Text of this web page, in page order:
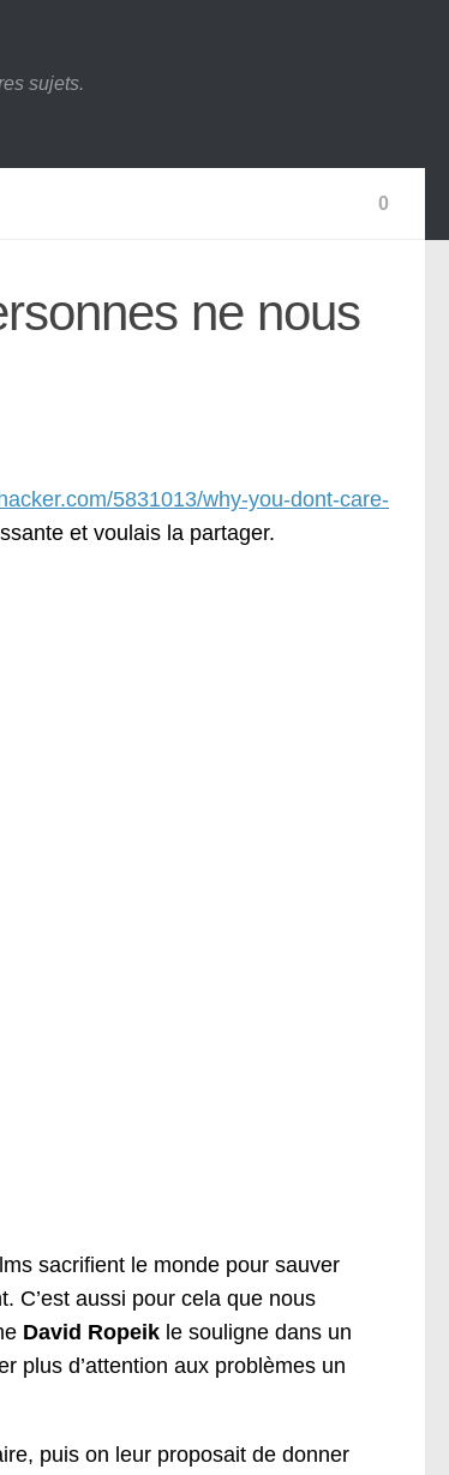
sujets.
0
ne nous
5831013/why-you-dont-care-
et voulais la partager.
sacrifient le monde pour sauver
C’est aussi pour cela que nous
David Ropeik le souligne dans un
plus d’attention aux problèmes un
puis on leur proposait de donner